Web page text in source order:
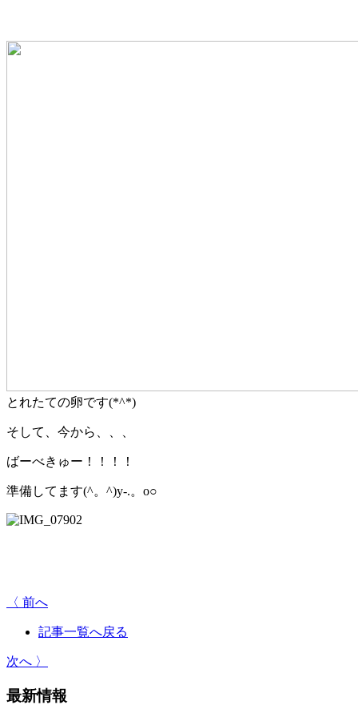
とれたての卵です(*^*)
そして、今から、、、
ばーべきゅー！！！！
準備してます(^。^)y-.。o○
〈 前へ
記事一覧へ戻る
次へ 〉
最新情報